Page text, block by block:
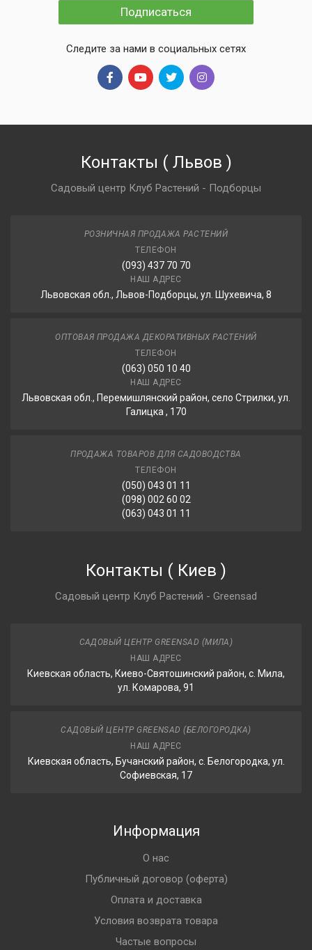
Подписаться
Следите за нами в социальных сетях
Контакты ( Львов )
Садовый центр Клуб Растений - Подборцы
РОЗНИЧНАЯ ПРОДАЖА РАСТЕНИЙ
ТЕЛЕФОН
(093) 437 70 70
НАШ АДРЕС
Львовская обл., Львов-Подборцы, ул. Шухевича, 8
ОПТОВАЯ ПРОДАЖА ДЕКОРАТИВНЫХ РАСТЕНИЙ
ТЕЛЕФОН
(063) 050 10 40
НАШ АДРЕС
Львовская обл., Перемишлянский район, село Стрилки, ул.
Галицка , 170
ПРОДАЖА ТОВАРОВ ДЛЯ САДОВОДСТВА
ТЕЛЕФОН
(050) 043 01 11
(098) 002 60 02
(063) 043 01 11
Контакты ( Киев )
Садовый центр Клуб Растений - Greensad
САДОВЫЙ ЦЕНТР GREENSAD (МИЛА)
НАШ АДРЕС
Киевская область, Киево-Святошинский район, с. Мила,
ул. Комарова, 91
САДОВЫЙ ЦЕНТР GREENSAD (БЕЛОГОРОДКА)
НАШ АДРЕС
Киевская область, Бучанский район, с. Белогородка, ул.
Софиевская, 17
Информация
О нас
Публичный договор (оферта)
Оплата и доставка
Условия возврата товара
Частые вопросы